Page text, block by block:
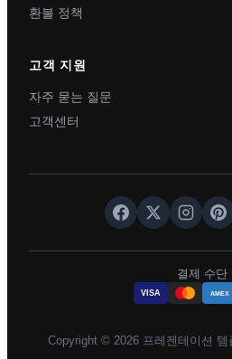
환불 정책
고객 지원
자주 묻는 질문
고객센터
결제 수단
VISA AMEX
Copyright © 2026 프레젠테이션